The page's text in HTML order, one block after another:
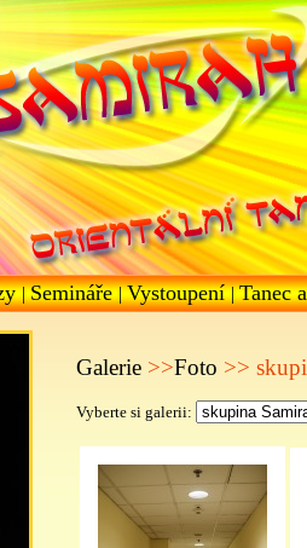
|Semináře|Vystoupení|Tanec
Galerie >>Foto >>
Vyberte si galerii: